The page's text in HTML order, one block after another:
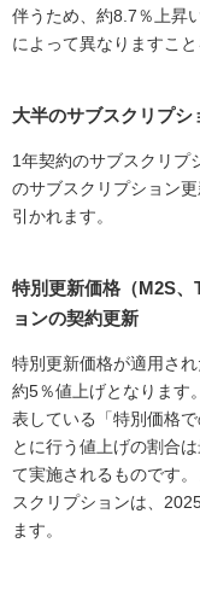
伴うため、約8.7％上昇
によって異なりますこ
大半のサブスクリプシ
1年契約のサブスクリプ
のサブスクリプション
引かれます。
特別更新価格（M2S
ョンの契約更新
特別更新価格が適用さ
約5％値上げとなります
表している「特別価格
とに行う値上げの割合
て実施されるものです
スクリプションは、
ます。